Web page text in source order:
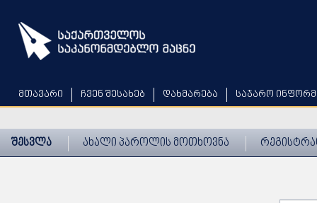
main
content
მთავარი ჩვენ შესახებ დახმარება საჯარო
შესვლა ახალი პაროლის მოთხოვნა